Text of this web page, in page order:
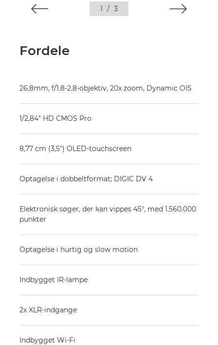
1 / 3
Fordele
26,8mm, f/1.8-2.8-objektiv, 20x zoom, Dynamic OIS
1/2,84" HD CMOS Pro
8,77 cm (3,5") OLED-touchscreen
Optagelse i dobbeltformat; DIGIC DV 4
Elektronisk søger, der kan vippes 45°, med 1.560.000
punkter
Optagelse i hurtig og slow motion
Indbygget IR-lampe
2x XLR-indgange
Indbygget Wi-Fi